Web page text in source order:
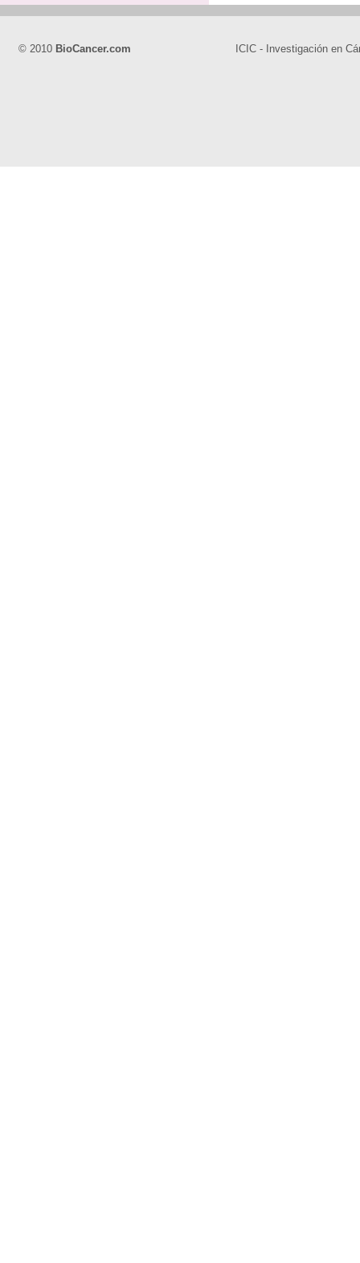
© 2010 BioCancer.com ICIC - Investigación en